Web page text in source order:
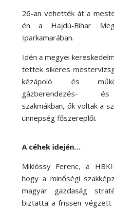
26-an vehették át a
én a Hajdú-Bihar
Iparkamarában.
Idén a megyei
tettek sikeres
kézápoló és
gázberendezés- és
szakmákban, ők voltak a
ünnepség főszereplői.
A céhek idején…
Miklóssy Ferenc, a
hogy a minőségi
magyar gazdaság
biztatta a frissen